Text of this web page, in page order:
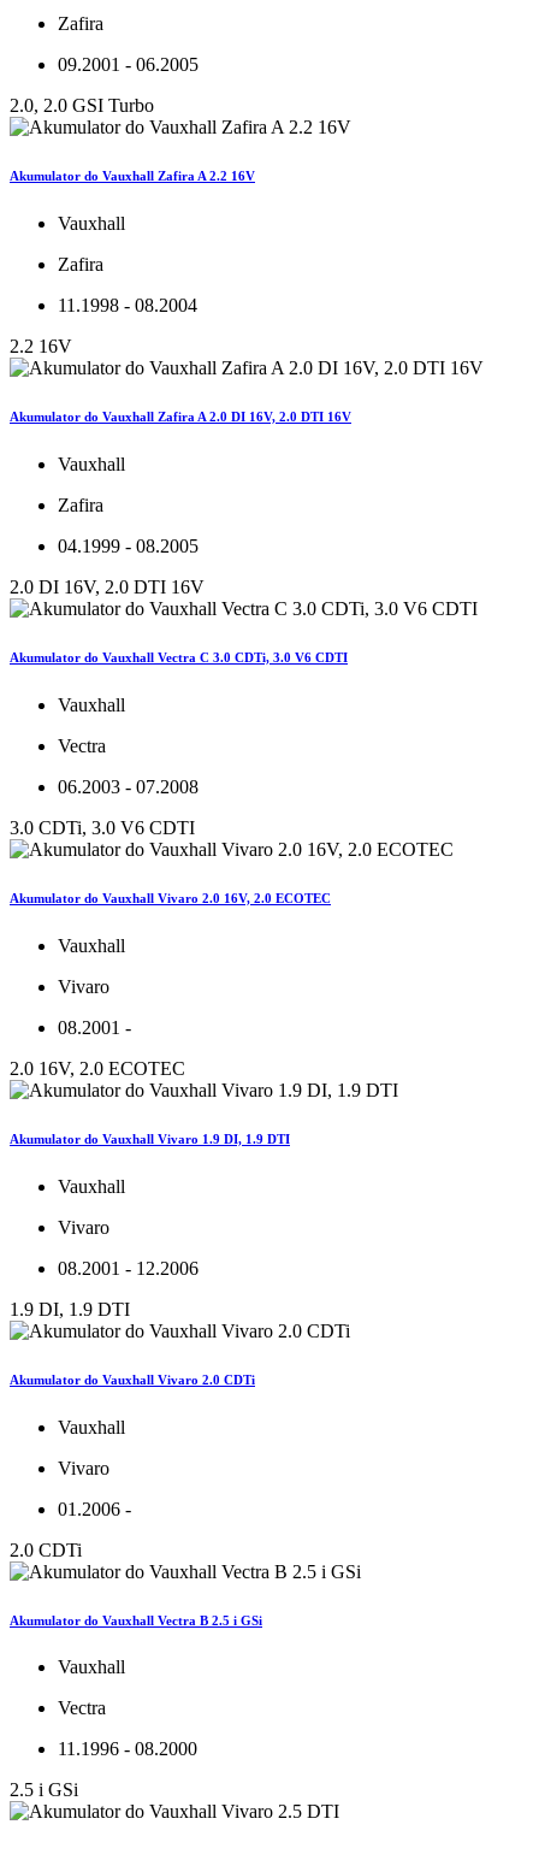
Zafira
09.2001 - 06.2005
2.0, 2.0 GSI Turbo
Akumulator do Vauxhall Zafira A 2.2 16V
Vauxhall
Zafira
11.1998 - 08.2004
2.2 16V
Akumulator do Vauxhall Zafira A 2.0 DI 16V, 2.0 DTI 16V
Vauxhall
Zafira
04.1999 - 08.2005
2.0 DI 16V, 2.0 DTI 16V
Akumulator do Vauxhall Vectra C 3.0 CDTi, 3.0 V6 CDTI
Vauxhall
Vectra
06.2003 - 07.2008
3.0 CDTi, 3.0 V6 CDTI
Akumulator do Vauxhall Vivaro 2.0 16V, 2.0 ECOTEC
Vauxhall
Vivaro
08.2001 -
2.0 16V, 2.0 ECOTEC
Akumulator do Vauxhall Vivaro 1.9 DI, 1.9 DTI
Vauxhall
Vivaro
08.2001 - 12.2006
1.9 DI, 1.9 DTI
Akumulator do Vauxhall Vivaro 2.0 CDTi
Vauxhall
Vivaro
01.2006 -
2.0 CDTi
Akumulator do Vauxhall Vectra B 2.5 i GSi
Vauxhall
Vectra
11.1996 - 08.2000
2.5 i GSi